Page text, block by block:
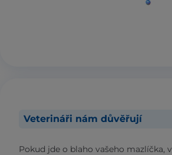
Veterináři nám důvěřují
Pokud jde o blaho vašeho mazlíčka,